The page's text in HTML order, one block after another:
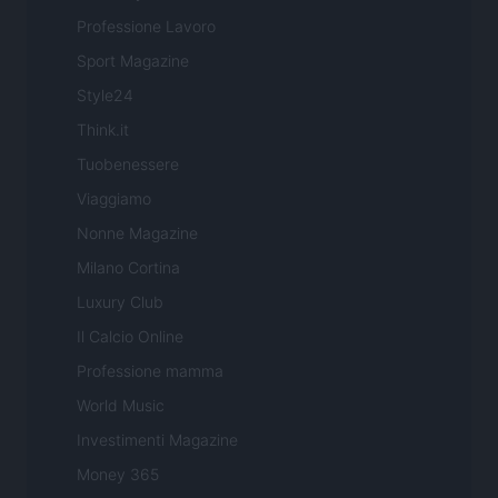
Professione Lavoro
Sport Magazine
Style24
Think.it
Tuobenessere
Viaggiamo
Nonne Magazine
Milano Cortina
Luxury Club
Il Calcio Online
Professione mamma
World Music
Investimenti Magazine
Money 365